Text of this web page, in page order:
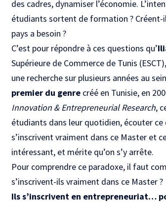
des cadres, dynamiser l’économie.
étudiants sortent de formation ? Créent-
pays a besoin ?
C’est pour répondre à ces questions qu’
Supérieure de Commerce de Tunis
une recherche sur plusieurs années au
premier du genre créé en Tunisie, en
Innovation & Entrepreneurial Research,
étudiants dans leur quotidien, écouter
s’inscrivent vraiment dans ce Master et
intéressant, et mérite qu’on s’y arrête.
Pour comprendre ce paradoxe, il faut
s’inscrivent-ils vraiment dans ce Master ?
Ils s’inscrivent en entrepreneuriat…